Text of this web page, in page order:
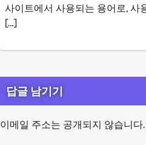
사이트에서 사용되는 용어로, 사
[…]
답글 남기기
이메일 주소는 공개되지 않습니다.